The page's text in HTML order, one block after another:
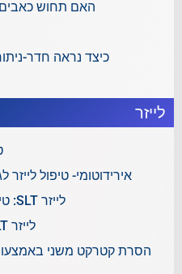
האם תחוש
כיצד נראה חדר-
לייזר
אירידוטומי- טיפול
לייזר SLT: טיפול חדשני לגלאוקומה
לייזר SLT: מהי מטרת הטיפול
הסרת קטרקט משני באמצעות